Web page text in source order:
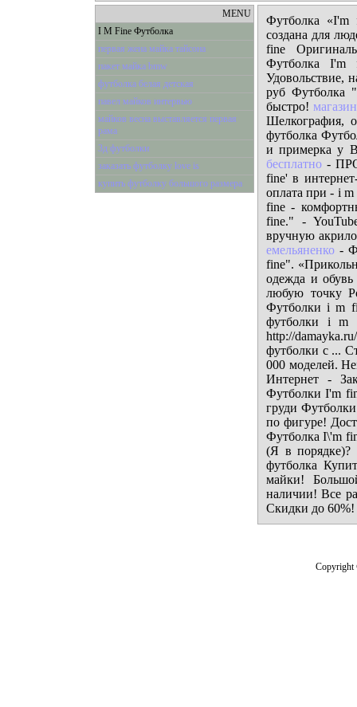
MENU
I M Fine Футболка
первая жена майка тайсона
пакет майка bmw
футболка белая детская
павел майков интервью
майков весна выставляется первая
рама
3д футболки
заказать футболку love is
купить футболку большого размера
Футболка
создана для
fine
Футболка I'm
Удовольствие,
руб Футболка
быстро!
Шелкография,
футболка
и примерка у
бесплатно -
fine' в
оплата при - i
fine -
fine." -
вручную
емельяненко -
fine".
одежда и
любую точку
Футболки i m
футболки i m
http://
футболки с ...
000 моделей.
Интернет -
Футболки I'm
груди
по фигуре!
Футболка I\'m
(Я в порядке)?
футболка
майки!
наличии! Все
Скидки до 60%!
Copyright